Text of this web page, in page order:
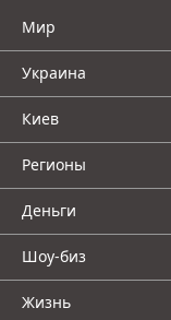
Мир
Украина
Киев
Регионы
Деньги
Шоу-биз
Жизнь